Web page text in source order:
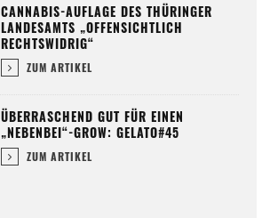
CANNABIS-AUFLAGE DES THÜRINGER
LANDESAMTS „OFFENSICHTLICH
RECHTSWIDRIG“
ZUM ARTIKEL
ÜBERRASCHEND GUT FÜR EINEN
„NEBENBEI“-GROW: GELATO#45
ZUM ARTIKEL